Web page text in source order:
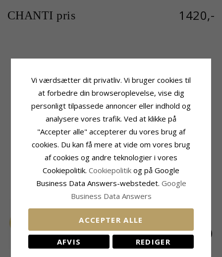
CHANTI pris 1420,-
Produktinformation
Øreringe:Creoler Øreringe
Ædelmetal: 14 Karat Guld
Sten
Slibning: Facetsleben
Farve: Hvid
Facetsleben
Farve:Mørkeblå
Syntetisk Safir
Størrelse
Leveringstid
MEST SOLGTE I KATEGORIEN
Vi værdsætter dit privatliv. Vi bruger cookies til
at forbedre din browseroplevelse, vise dig
personligt tilpassede annoncer eller indhold og
analysere vores trafik. Ved at klikke på
"Accepter alle" accepterer du vores brug af
cookies. Du kan få mere at vide om vores brug
af cookies og andre teknologier i vores
Cookiepolitik. Cookiepolitik og på Google
Business Data Answers-webstedet. Google
Business Data Answers
ACCEPTER ALLE
AFVIS REDIGER